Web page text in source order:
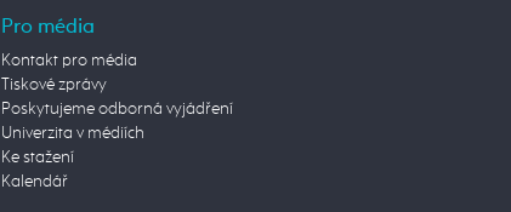
Pro média
Kontakt pro média
Tiskové zprávy
Poskytujeme odborná vyjádření
Univerzita v médiích
Ke stažení
Kalendář